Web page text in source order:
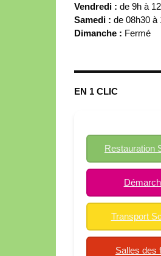
Vendredi : de 9h à
Samedi : de 08h30 à
Dimanche : Fermé
EN 1 CLIC
Restauration
Transport
Salles des